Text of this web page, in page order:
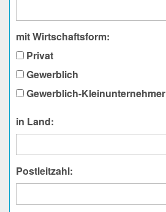
mit Wirtschaftsform:
Privat
Gewerblich
Gewerblich-Kleinunternehmer
in Land:
Postleitzahl: